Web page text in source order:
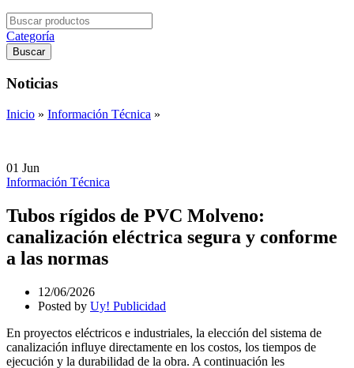
Search
for:
Categoría
Buscar
Noticias
Inicio » Información Técnica »
01 Jun
Información Técnica
Tubos rígidos de PVC Molveno:
canalización eléctrica segura y conforme
a las normas
12/06/2026
Posted by Uy! Publicidad
En proyectos eléctricos e industriales, la elección del sistema de
canalización influye directamente en los costos, los tiempos de
ejecución y la durabilidad de la obra. A continuación les